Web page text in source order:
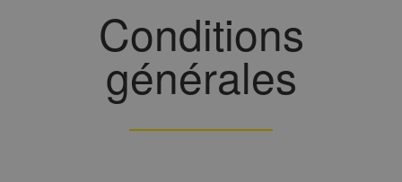
Conditions
générales